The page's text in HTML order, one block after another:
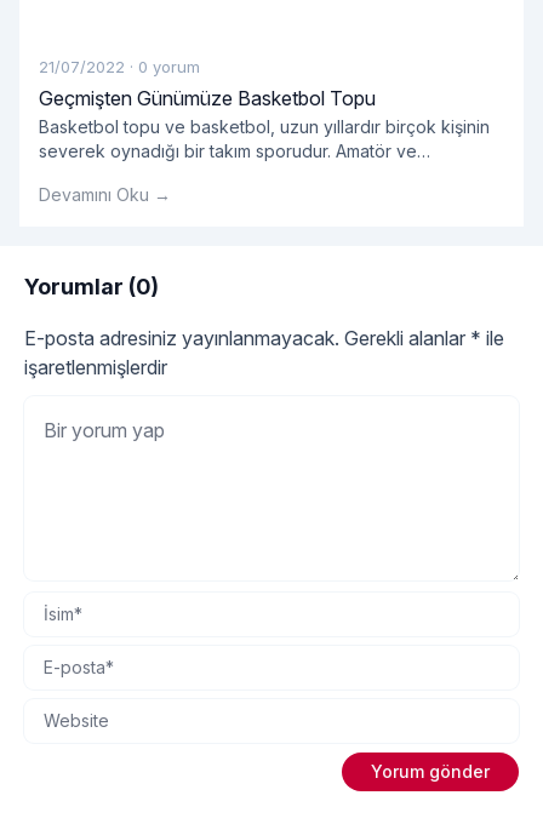
21/07/2022 · 0 yorum
Geçmişten Günümüze Basketbol Topu
Basketbol topu ve basketbol, ​​uzun yıllardır birçok kişinin
severek oynadığı bir takım sporudur. Amatör ve
basket çok önemlidir.
Devamını Oku →
Yorumlar (0)
E-posta adresiniz yayınlanmayacak. Gerekli alanlar * ile
işaretlenmişlerdir